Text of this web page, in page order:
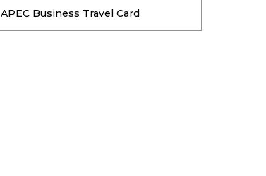
APEC Business Travel Card